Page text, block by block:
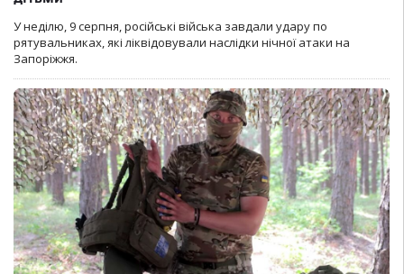
У неділю, 9 серпня, російські війська завдали удару по
рятувальниках, які ліквідовували наслідки нічної атаки на
Запоріжжя.